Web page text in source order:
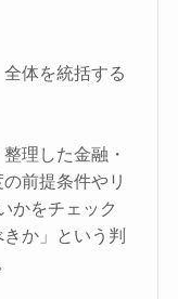
体を統括する
理した金融・
前提条件やリ
かをチェック
か」という判